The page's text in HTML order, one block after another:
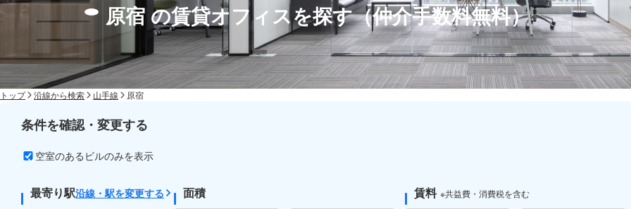
原宿 の賃貸オフィスを探す（仲介手数料無料）
トップ 沿線から検索 山手線 原宿
条件を確認・変更する
空室のあるビルのみを表示
最寄り駅沿線・駅を変更する 面積 賃料 ※共益費・消費税を含む